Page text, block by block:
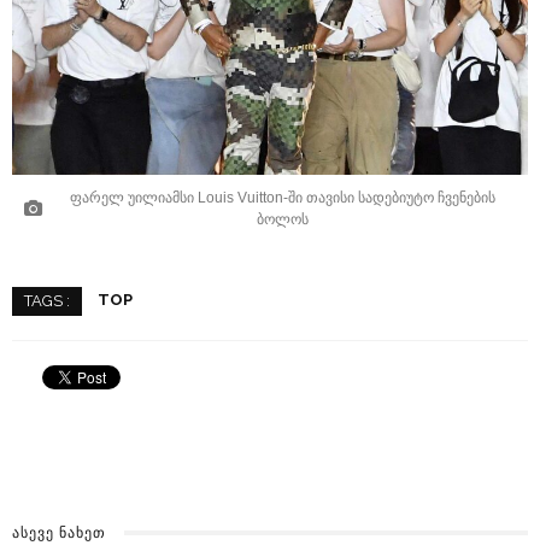
ფარელ უილიამსი Louis Vuitton-ში თავისი სადებიუტო ჩვენების
ბოლოს
TAGS : TOP
ᲐᲡᲔᲕᲔ ᲜᲐᲮᲔᲗ